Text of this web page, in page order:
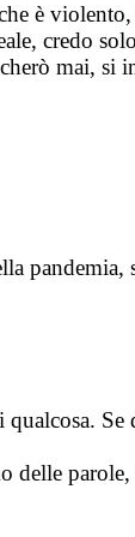
è
credo
mai, si
delle